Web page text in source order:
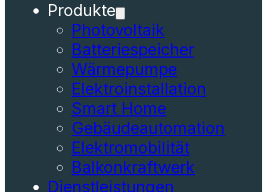
Produkte
Photovoltaik
Batteriespeicher
Wärmepumpe
Elektroinstallation
Smart Home
Gebäudeautomation
Elektromobilität
Balkonkraftwerk
Dienstleistungen